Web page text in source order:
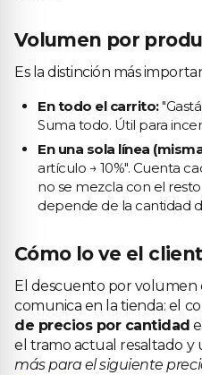
Volumen por
Es la distinción más
En todo el carrito:
Suma todo. Útil para
En una sola línea
artículo → 10%". Cuenta
no se mezcla con el
depende de la cantidad
Cómo lo ve el
El descuento por volumen
comunica en la tienda: el
de precios por cantidad
el tramo actual resaltado y
más para el siguiente